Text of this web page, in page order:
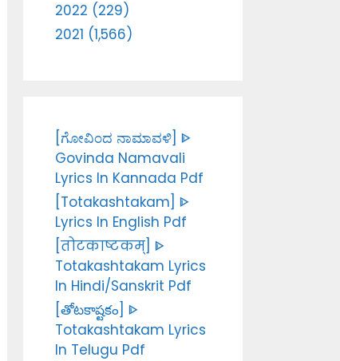
2022 (229)
2021 (1,566)
[ಗೋವಿಂದ ನಾಮಾವಳಿ] ᐈ
Govinda Namavali
Lyrics In Kannada Pdf
[Totakashtakam] ᐈ
Lyrics In English Pdf
[तोटकाष्टकम्] ᐈ
Totakashtakam Lyrics
In Hindi/Sanskrit Pdf
[తోటకాష్టకం] ᐈ
Totakashtakam Lyrics
In Telugu Pdf